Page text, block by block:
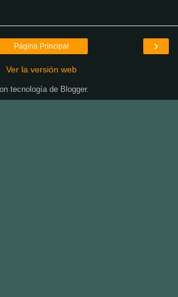
›
Página Principal
Ver la versión web
tecnología de Blogger.